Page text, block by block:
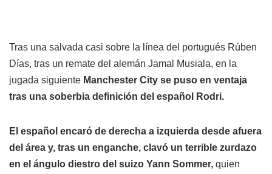
Tras una salvada casi sobre la línea del portugués Rúben
Días, tras un remate del alemán Jamal Musiala, en la
jugada siguiente Manchester City se puso en ventaja
tras una soberbia definición del español Rodri.
El español encaró de derecha a izquierda desde afuera
del área y, tras un enganche, clavó un terrible zurdazo
en el ángulo diestro del suizo Yann Sommer, quien